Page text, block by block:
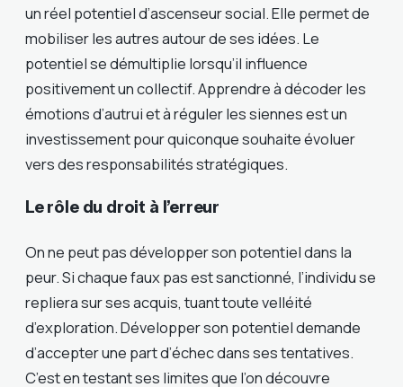
un réel potentiel d’ascenseur social. Elle permet de
mobiliser les autres autour de ses idées. Le
potentiel se démultiplie lorsqu’il influence
positivement un collectif. Apprendre à décoder les
émotions d’autrui et à réguler les siennes est un
investissement pour quiconque souhaite évoluer
vers des responsabilités stratégiques.
Le rôle du droit à l’erreur
On ne peut pas développer son potentiel dans la
peur. Si chaque faux pas est sanctionné, l’individu se
repliera sur ses acquis, tuant toute velléité
d’exploration. Développer son potentiel demande
d’accepter une part d’échec dans ses tentatives.
C’est en testant ses limites que l’on découvre